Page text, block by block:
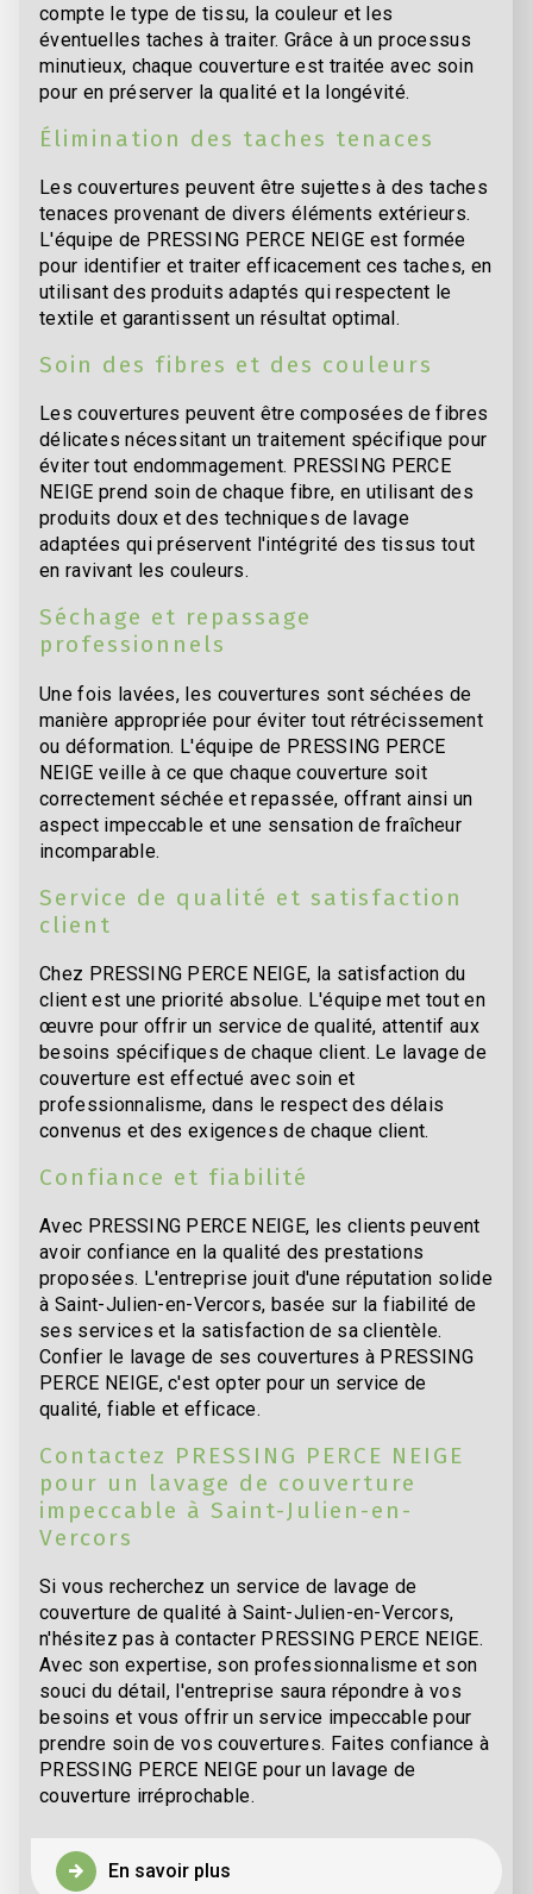
compte le type de tissu, la couleur et les
éventuelles taches à traiter. Grâce à un processus
minutieux, chaque couverture est traitée avec soin
pour en préserver la qualité et la longévité.
Élimination des taches tenaces
Les couvertures peuvent être sujettes à des taches
tenaces provenant de divers éléments extérieurs.
L'équipe de PRESSING PERCE NEIGE est formée
pour identifier et traiter efficacement ces taches, en
utilisant des produits adaptés qui respectent le
textile et garantissent un résultat optimal.
Soin des fibres et des couleurs
Les couvertures peuvent être composées de fibres
délicates nécessitant un traitement spécifique pour
éviter tout endommagement. PRESSING PERCE
NEIGE prend soin de chaque fibre, en utilisant des
produits doux et des techniques de lavage
adaptées qui préservent l'intégrité des tissus tout
en ravivant les couleurs.
Séchage et repassage
professionnels
Une fois lavées, les couvertures sont séchées de
manière appropriée pour éviter tout rétrécissement
ou déformation. L'équipe de PRESSING PERCE
NEIGE veille à ce que chaque couverture soit
correctement séchée et repassée, offrant ainsi un
aspect impeccable et une sensation de fraîcheur
incomparable.
Service de qualité et satisfaction
client
Chez PRESSING PERCE NEIGE, la satisfaction du
client est une priorité absolue. L'équipe met tout en
œuvre pour offrir un service de qualité, attentif aux
besoins spécifiques de chaque client. Le lavage de
couverture est effectué avec soin et
professionnalisme, dans le respect des délais
convenus et des exigences de chaque client.
Confiance et fiabilité
Avec PRESSING PERCE NEIGE, les clients peuvent
avoir confiance en la qualité des prestations
proposées. L'entreprise jouit d'une réputation solide
à Saint-Julien-en-Vercors, basée sur la fiabilité de
ses services et la satisfaction de sa clientèle.
Confier le lavage de ses couvertures à PRESSING
PERCE NEIGE, c'est opter pour un service de
qualité, fiable et efficace.
Contactez PRESSING PERCE NEIGE
pour un lavage de couverture
impeccable à Saint-Julien-en-
Vercors
Si vous recherchez un service de lavage de
couverture de qualité à Saint-Julien-en-Vercors,
n'hésitez pas à contacter PRESSING PERCE NEIGE.
Avec son expertise, son professionnalisme et son
souci du détail, l'entreprise saura répondre à vos
besoins et vous offrir un service impeccable pour
prendre soin de vos couvertures. Faites confiance à
PRESSING PERCE NEIGE pour un lavage de
couverture irréprochable.
En savoir plus